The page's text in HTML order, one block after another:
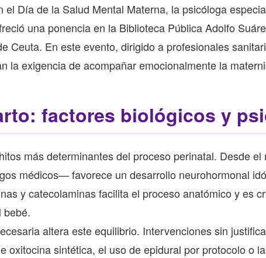
el Día de la Salud Mental Materna, la psicóloga
una ponencia en la Biblioteca Pública Adolfo
Ceuta. En este evento, dirigido a profesionales
la exigencia de acompañar emocionalmente la
factores biológicos y
más determinantes del proceso perinatal. Desde
médicos— favorece un desarrollo neurohormonal
y catecolaminas facilita el proceso anatómico y es
bebé.
altera este equilibrio. Intervenciones sin
oxitocina sintética, el uso de epidural por protocolo o